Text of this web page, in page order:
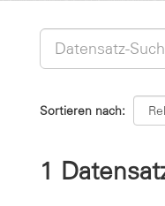
Sortieren nach
1